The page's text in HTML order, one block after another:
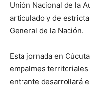
Unión Nacional de la
articulado y de
General de la Nación.
Esta jornada en
empalmes
entrante desarrollará